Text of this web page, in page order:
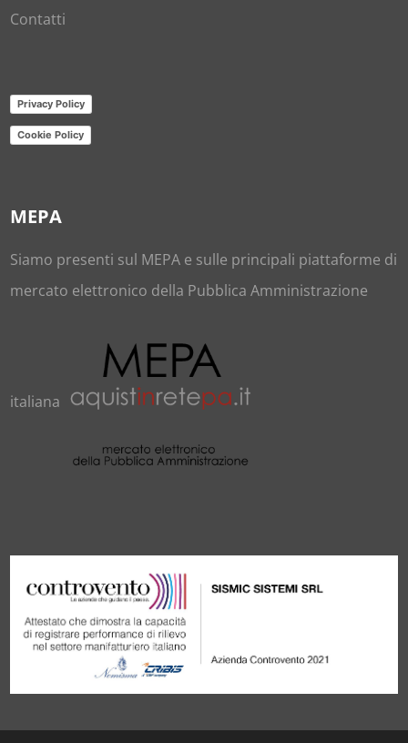
Contatti
Privacy Policy
Cookie Policy
MEPA
Siamo presenti sul MEPA e sulle principali piattaforme di
mercato elettronico della Pubblica Amministrazione
italiana